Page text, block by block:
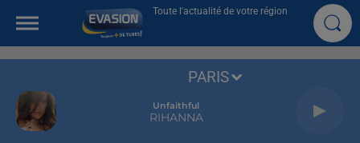
Toute l'actualité de votre région
Unfaithful
RIHANNA
PARIS